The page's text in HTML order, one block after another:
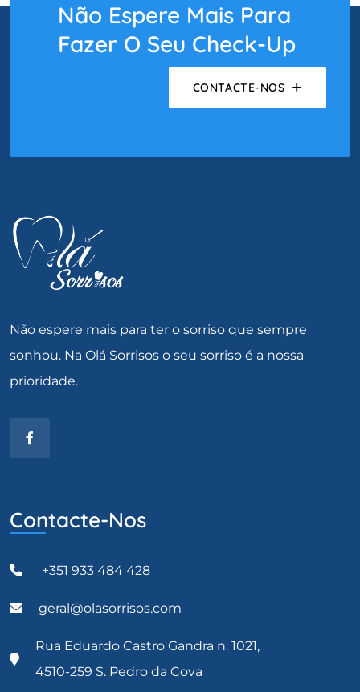
Não Espere Mais Para
Fazer O Seu Check-Up
CONTACTE-NOS
Não espere mais para ter o sorriso que sempre
sonhou. Na Olá Sorrisos o seu sorriso é a nossa
prioridade.
Contacte-Nos
+351 933 484 428
geral@olasorrisos.com
Rua Eduardo Castro Gandra n. 1021,
4510-259 S. Pedro da Cova